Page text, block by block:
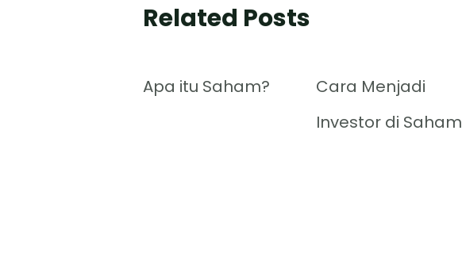
Related Posts
Apa itu Saham?
Cara Menjadi
Investor di Saham